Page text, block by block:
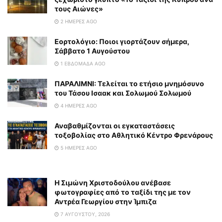
τους Αιώνες»
2 ΗΜΈΡΕΣ AGO
Εορτολόγιο: Ποιοι γιορτάζουν σήμερα,
Σάββατο 1 Αυγούστου
1 ΕΒΔΟΜΆΔΑ AGO
ΠΑΡΑΛΙΜΝΙ: Τελείται το ετήσιο μνημόσυνο
του Τάσου Ισαακ και Σολωμού Σολωμού
4 ΗΜΈΡΕΣ AGO
Αναβαθμίζονται οι εγκαταστάσεις
τοξοβολίας στο Αθλητικό Κέντρο Φρενάρους
5 ΗΜΈΡΕΣ AGO
Η Σιμώνη Χριστοδούλου ανέβασε
φωτογραφίες από το ταξίδι της με τον
Αντρέα Γεωργίου στην Ίμπιζα
7 ΑΥΓΟΎΣΤΟΥ, 2026